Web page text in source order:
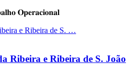
𝐎𝐩𝐞𝐫𝐚𝐜𝐢𝐨𝐧𝐚𝐥
e Ribeira de S. …
Ribeira e Ribeira de S. João